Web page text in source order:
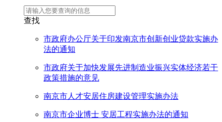
查找
市政府办公厅关于印发南京市创新创业贷款实施办
法的通知
市政府关于加快发展先进制造业振兴实体经济若干
政策措施的意见
南京市人才安居住房建设管理实施办法
南京市企业博士 安居工程实施办法的通知